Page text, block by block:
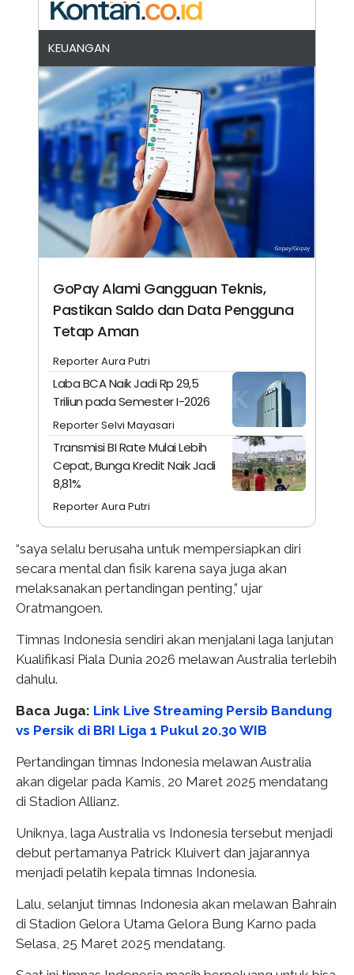
KEUANGAN
GoPay Alami Gangguan Teknis,
Pastikan Saldo dan Data Pengguna
Tetap Aman
Reporter Aura Putri
Laba BCA Naik Jadi Rp 29,5
Triliun pada Semester I-2026
Reporter Selvi Mayasari
Transmisi BI Rate Mulai Lebih
Cepat, Bunga Kredit Naik Jadi
8,81%
Reporter Aura Putri
“saya selalu berusaha untuk mempersiapkan diri
secara mental dan fisik karena saya juga akan
melaksanakan pertandingan penting,” ujar
Oratmangoen.
Timnas Indonesia sendiri akan menjalani laga lanjutan
Kualifikasi Piala Dunia 2026 melawan Australia terlebih
dahulu.
Baca Juga: Link Live Streaming Persib Bandung
vs Persik di BRI Liga 1 Pukul 20.30 WIB
Pertandingan timnas Indonesia melawan Australia
akan digelar pada Kamis, 20 Maret 2025 mendatang
di Stadion Allianz.
Uniknya, laga Australia vs Indonesia tersebut menjadi
debut pertamanya Patrick Kluivert dan jajarannya
menjadi pelatih kepala timnas Indonesia.
Lalu, selanjut timnas Indonesia akan melawan Bahrain
di Stadion Gelora Utama Gelora Bung Karno pada
Selasa, 25 Maret 2025 mendatang.